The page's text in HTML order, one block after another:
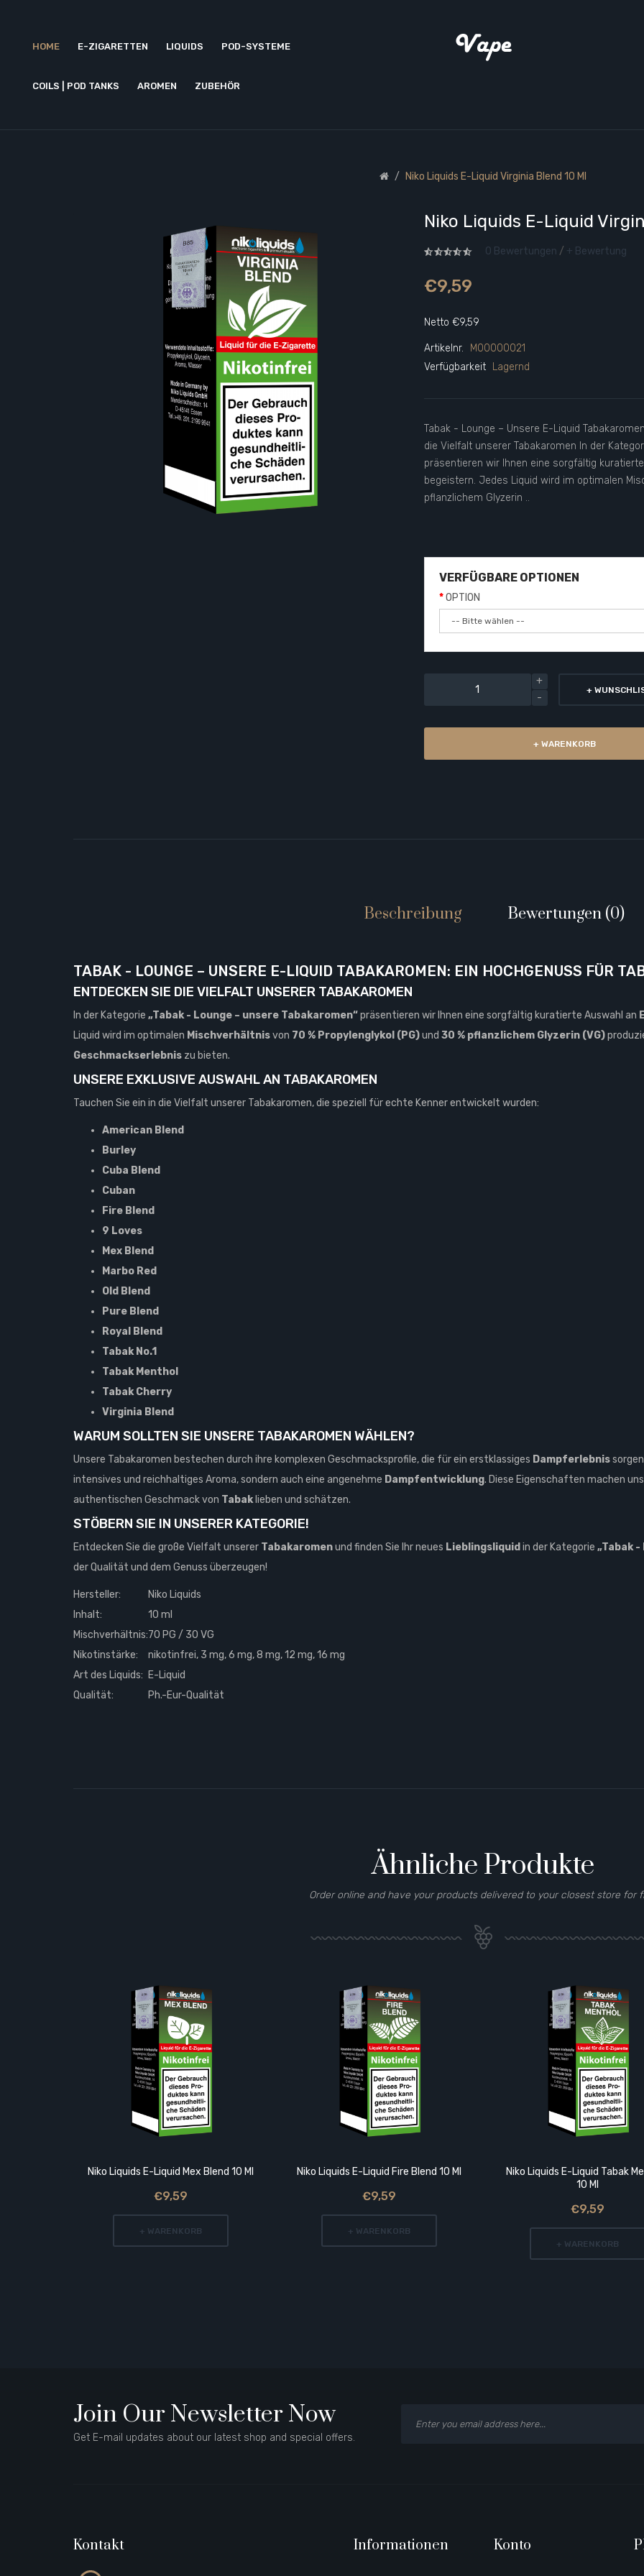
HOME E-ZIGARETTEN LIQUIDS POD-SYSTEME
COILS | POD TANKS AROMEN ZUBEHÖR
Niko Liquids E-Liquid Virginia Blend 10 Ml
Niko Liquids E-Liquid
0 Bewertungen / + Bewertung
€9,59
Netto €9,59
Artikelnr.
M00000021
Verfügbarkeit
Lagernd
Tabak - Lounge – Unsere E-Liquid
die Vielfalt unserer Tabakaromen In der
präsentieren wir Ihnen eine sorgfältig
begeistern. Jedes Liquid wird im optimalen
pflanzlichem Glyzerin ..
VERFÜGBARE OPTIONEN
OPTION
+
+ WARENKORB
Beschreibung Bewertungen (0)
TABAK - LOUNGE – UNSERE E-LIQUID TABAKAROMEN: EIN HOCHGENUSS FÜR
ENTDECKEN SIE DIE VIELFALT UNSERER TABAKAROMEN
In der Kategorie „Tabak - Lounge – unsere Tabakaromen“präsentieren wir Ihnen eine sorgfältig kuratierte Auswahl an
Liquid wird im optimalen Mischverhältnisvon 70 % Propylenglykol (PG)und 30 % pflanzlichem Glyzerin (VG)
Geschmackserlebnis zu bieten.
UNSERE EXKLUSIVE AUSWAHL AN TABAKAROMEN
Tauchen Sie ein in die Vielfalt unserer Tabakaromen, die speziell für echte Kenner entwickelt wurden:
American Blend
Burley
Cuba Blend
Cuban
Fire Blend
9 Loves
Mex Blend
Marbo Red
Old Blend
Pure Blend
Royal Blend
Tabak No.1
Tabak Menthol
Tabak Cherry
Virginia Blend
WARUM SOLLTEN SIE UNSERE TABAKAROMEN WÄHLEN?
Unsere Tabakaromen bestechen durch ihre komplexen Geschmacksprofile, die für ein erstklassiges Dampferlebnis
intensives und reichhaltiges Aroma, sondern auch eine angenehme Dampfentwicklung. Diese Eigenschaften machen
authentischen Geschmack von Tabaklieben und schätzen.
STÖBERN SIE IN UNSERER KATEGORIE!
Entdecken Sie die große Vielfalt unserer Tabakaromenund finden Sie Ihr neues Lieblingsliquid in der Kategorie „Tabak
der Qualität und dem Genuss überzeugen!
Hersteller:
Niko Liquids
Inhalt:
10 ml
Mischverhältnis:70 PG / 30 VG
Nikotinstärke:
nikotinfrei, 3 mg, 6 mg, 8 mg, 12 mg, 16 mg
Art des Liquids: E-Liquid
Qualität:
Ph.-Eur-Qualität
Ähnliche Produkte
Order online and have your products delivered to your closest store for
Niko Liquids E-Liquid Mex Blend 10 Ml
€9,59
+ WARENKORB
Niko Liquids E-Liquid Fire Blend 10 Ml
€9,59
+ WARENKORB
Niko Liquids E-Liquid Tabak
10 Ml
€9,59
+ WARENKORB
Join Our Newsletter Now
Get E-mail updates about our latest shop and special offers.
Kontakt Informationen Konto